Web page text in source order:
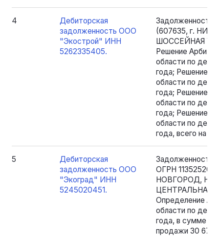
4
Дебиторская
задолженность ООО
"Экострой" ИНН
5262335405.
(607635, г.
ШОССЕЙНАЯ УЛ.,
Решение
области по
года; Решение
области по
года; Решение
области по
года; Решение
области по
года, всего на
5
Дебиторская
задолженность ООО
"Экоград" ИНН
5245020451.
ОГРН
НОВГОРОД,
ЦЕНТРАЛЬНАЯ
Определение
области по
года, в сумме 30
продажи 30 675